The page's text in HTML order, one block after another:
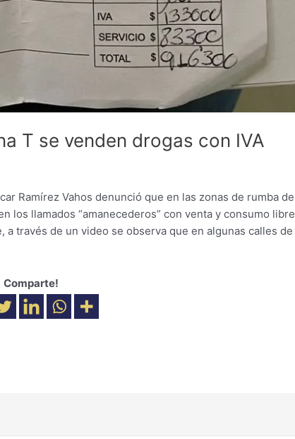
T se venden drogas con IVA
Ramírez Vahos denunció que en las zonas de rumba de
los llamados “amanecederos” con venta y consumo libre
a través de un video se observa que en algunas calles de
Comparte!